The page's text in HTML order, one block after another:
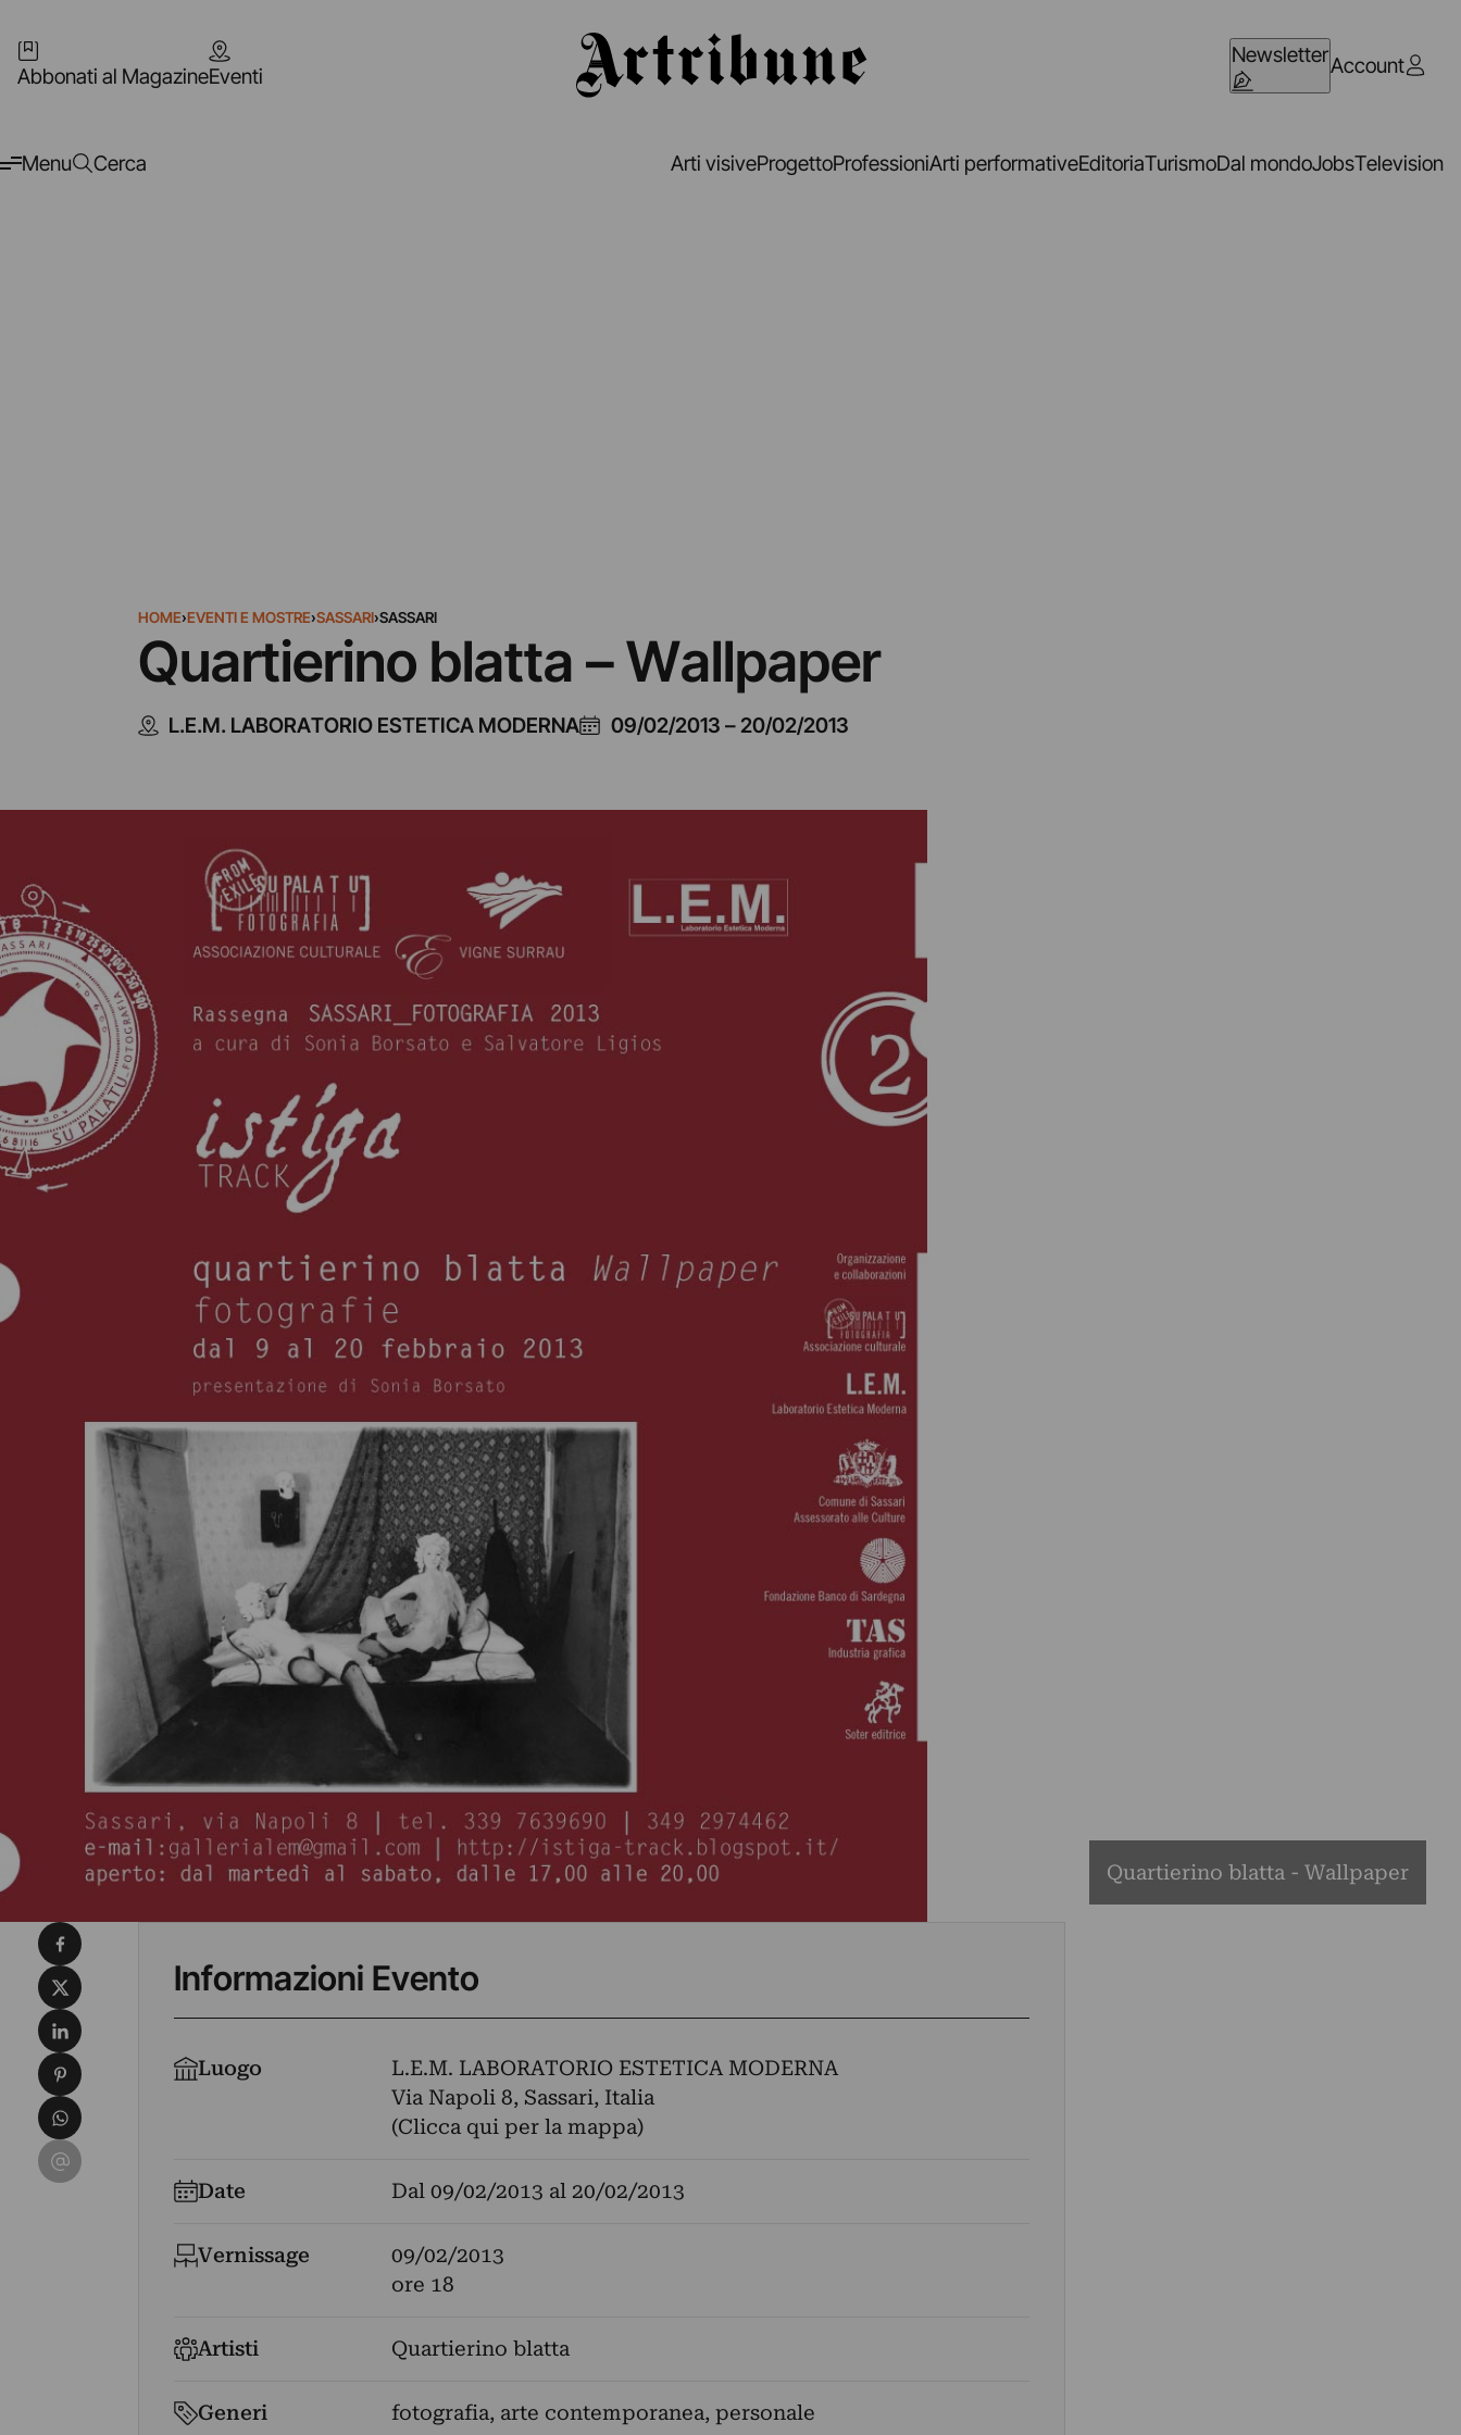
Abbonati al MagazineEventi
NewsletterAccount
Menu Cerca Arti visiveProgettoProfessioniArti performativeEditoriaTurismoDal mondoJobsTelevision
HOME›EVENTI E MOSTRE›SASSARI›SASSARI
Quartierino blatta – Wallpaper
L.E.M. LABORATORIO ESTETICA MODERNA 09/02/2013 – 20/02/2013
Quartierino blatta - Wallpaper
Informazioni Evento
Luogo
L.E.M. LABORATORIO ESTETICA MODERNA
Via Napoli 8, Sassari, Italia
(Clicca qui per la mappa)
Date Dal 09/02/2013 al 20/02/2013
Vernissage
09/02/2013
ore 18
Artisti Quartierino blatta
Generi fotografia, arte contemporanea, personale
Condividi su Facebook
Condividi su X
Condividi su LinkedIn
Condividi su Pinterest
Condividi su WhatsApp
Condividi su Email